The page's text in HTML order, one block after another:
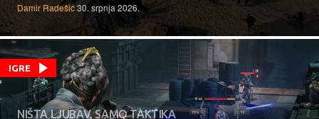
Damir Radešić30. srpnja 2026.
IGRE
NIŠTA LJUBAV, SAMO TAKTIKA